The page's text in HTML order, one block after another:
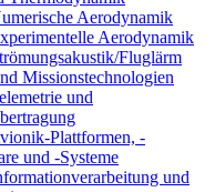
Aerodynamik
Aerodynamik
Fluglärm
Missionstechnologien
und
Plattformen, -
und -Systeme
und